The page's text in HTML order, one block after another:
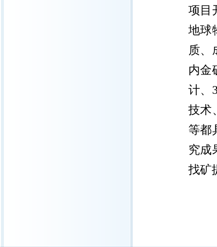
项目
地球
质、
内金
计、
技术
等都
究成
找矿